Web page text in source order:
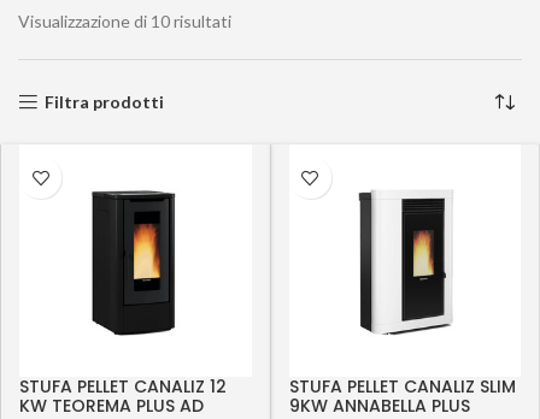
Visualizzazione di 10 risultati
Filtra prodotti
STUFA PELLET CANALIZ 12
KW TEOREMA PLUS AD
STUFA PELLET CANALIZ SLIM
9KW ANNABELLA PLUS